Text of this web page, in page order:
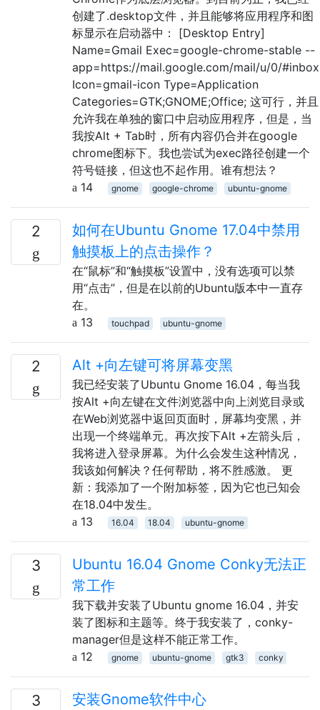
创建了.desktop文件，并且能够将应用程序和图
标显示在启动器中： [Desktop Entry]
Name=Gmail Exec=google-chrome-stable --
app=https://mail.google.com/mail/u/0/#inbox
Icon=gmail-icon Type=Application
Categories=GTK;GNOME;Office; 这可行，并且
允许我在单独的窗口中启动应用程序，但是，当
我按Alt + Tab时，所有内容仍合并在google
chrome图标下。我也尝试为exec路径创建一个
符号链接，但这也不起作用。谁有想法？
14
gnome google-chrome ubuntu-gnome
2
如何在Ubuntu Gnome 17.04中禁用
触摸板上的点击操作？
在“鼠标”和“触摸板”设置中，没有选项可以禁
用“点击”，但是在以前的Ubuntu版本中一直存
在。
13
touchpad ubuntu-gnome
2 Alt +向左键可将屏幕变黑
我已经安装了Ubuntu Gnome 16.04，每当我
按Alt +向左键在文件浏览器中向上浏览目录或
在Web浏览器中返回页面时，屏幕均变黑，并
出现一个终端单元。再次按下Alt +左​​箭头后，
我将进入登录屏幕。为什么会发生这种情况，
我该如何解决？任何帮助，将不胜感激。 更
新：我添加了一个附加标签，因为它也已知会
在18.04中发生。
13
16.04 18.04 ubuntu-gnome
3
Ubuntu 16.04 Gnome Conky无法正
常工作
我下载并安装了Ubuntu gnome 16.04，并安
装了图标和主题等。终于我安装了，conky-
manager但是这样不能正常工作。
12
gnome ubuntu-gnome gtk3 conky
3 安装Gnome软件中心